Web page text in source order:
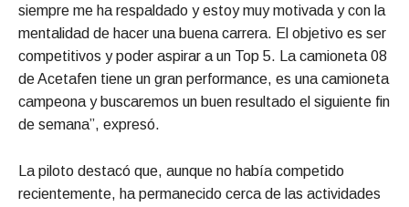
siempre me ha respaldado y estoy muy motivada y con la
mentalidad de hacer una buena carrera. El objetivo es ser
competitivos y poder aspirar a un Top 5. La camioneta 08
de Acetafen tiene un gran performance, es una camioneta
campeona y buscaremos un buen resultado el siguiente fin
de semana”, expresó.
La piloto destacó que, aunque no había competido
recientemente, ha permanecido cerca de las actividades